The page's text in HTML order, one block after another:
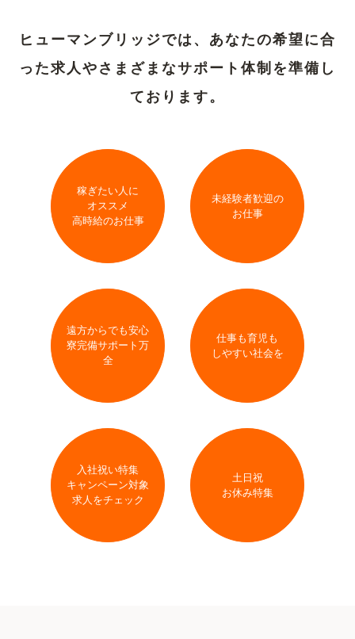
ヒューマンブリッジでは、あなたの希望に合
った求人や さまざまなサポート体制を準備し
ております。
稼ぎたい人に
オススメ
高時給のお仕事
未経験者歓迎の
お仕事
遠方からでも安心
寮完備サポート万
全
仕事も育児も
しやすい社会を
入社祝い特集
キャンペーン対象
求人をチェック
土日祝
お休み特集